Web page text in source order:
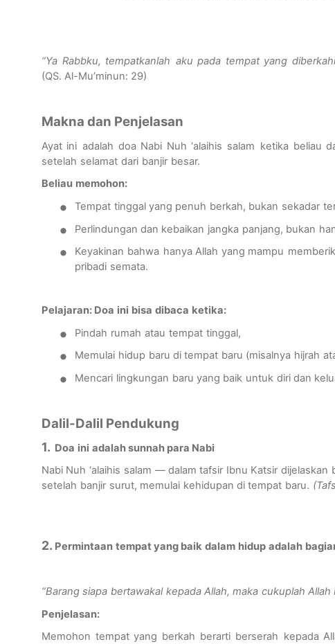
“Ya Rabbku, tempatkanlah aku pada tempatyang diberkahi
(QS. Al-Mu’minun: 29)
Makna dan Penjelasan
Ayat ini adalah doa Nabi Nuh ‘alaihis salam ketika beliau
setelah selamat dari banjir besar.
Beliau memohon:
• Tempat tinggal yang penuh berkah, bukan sekadar
• Perlindungan dan kebaikan jangka panjang, bukan
• Keyakinan bahwa hanya Allah yang mampu
pribadi semata.
Pelajaran: Doa ini bisa dibaca ketika:
• Pindah rumah atau tempat tinggal,
• Memulai hidup baru di tempat baru (misalnya hijrah
• Mencari lingkungan baru yang baik untuk diri dan
Dalil-Dalil Pendukung
1. Doa ini adalahsunnah para Nabi
Nabi Nuh ‘alaihis salam — dalam tafsir Ibnu Katsir dijelaskan
setelah banjir surut, memulai kehidupan di tempat baru. (
2. Permintaan tempatyang baik dalam hidup adalah
“Barang siapa bertawakal kepada Allah, maka cukuplah Allah
Penjelasan:
Memohon tempat yang berkah berarti berserah kepada